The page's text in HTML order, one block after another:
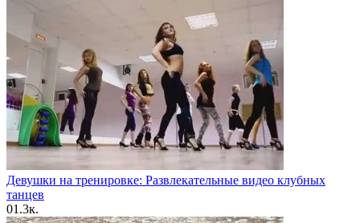
Девушки на тренировке: Развлекательные видео клубных
танцев
01.3к.